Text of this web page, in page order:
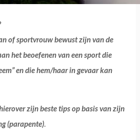
of sportvrouw bewust zijn van de
het beoefenen van een sport die
en die hem/haar in gevaar kan
zijn beste tips op basis van zijn
(parapente).